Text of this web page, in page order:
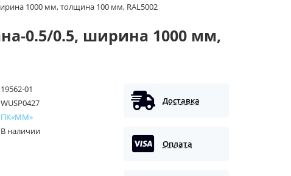
1000 мм, толщина 100 мм, RAL5002
0.5/0.5, ширина 1000 мм,
19562-01
WUSP0427
ПК«ММ»
В наличии
Доставка
Оплата